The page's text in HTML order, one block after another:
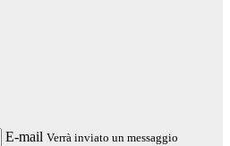
E-mail Verrà inviato un messaggio